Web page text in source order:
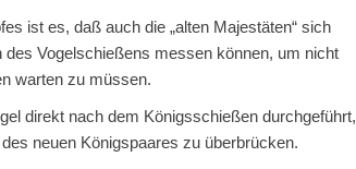
ist es, daß auch die „alten Majestäten“ sich
des Vogelschießens messen können, um nicht
warten zu müssen.
direkt nach dem Königsschießen durchgeführt,
neuen Königspaares zu überbrücken.